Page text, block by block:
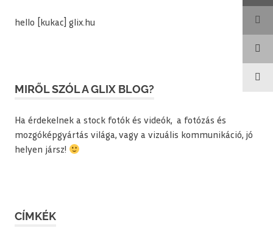
hello [kukac] glix.hu
MIRŐL SZÓL A GLIX BLOG?
Ha érdekelnek a stock fotók és videók, a fotózás és
mozgóképgyártás világa, vagy a vizuális kommunikáció, jó
helyen jársz!
CÍMKÉK